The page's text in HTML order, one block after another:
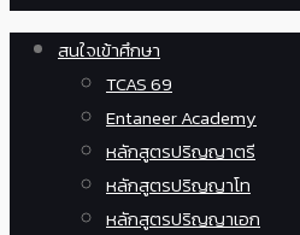
สนใจเข้าศึกษา
TCAS 69
Entaneer Academy
หลักสูตรปริญญาตรี
หลักสูตรปริญญาโท
หลักสูตรปริญญาเอก